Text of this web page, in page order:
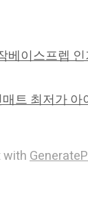
베이스프렙
트 최저가 아
with